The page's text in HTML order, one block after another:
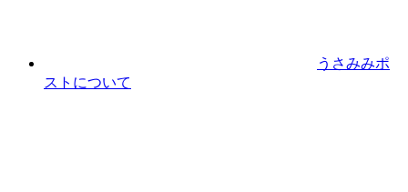
うさみみポ
ストについて